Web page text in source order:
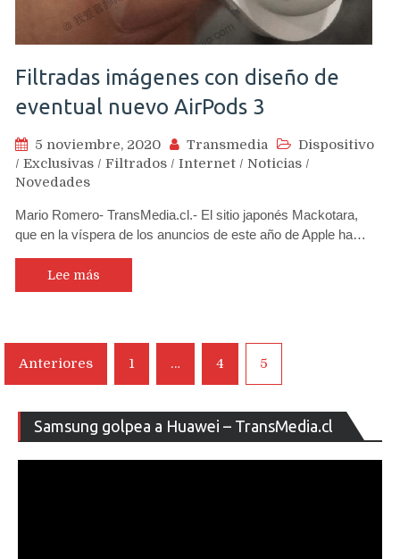
Filtradas imágenes con diseño de
eventual nuevo AirPods 3
5 noviembre, 2020 Transmedia
Dispositivo
/ Exclusivas / Filtrados / Internet / Noticias /
Novedades
Mario Romero- TransMedia.cl.- El sitio japonés Mackotara,
que en la víspera de los anuncios de este año de Apple ha…
Lee más
Navegación
de
entradas
Anteriores 1 … 4 5
Samsung golpea a Huawei – TransMedia.cl
de